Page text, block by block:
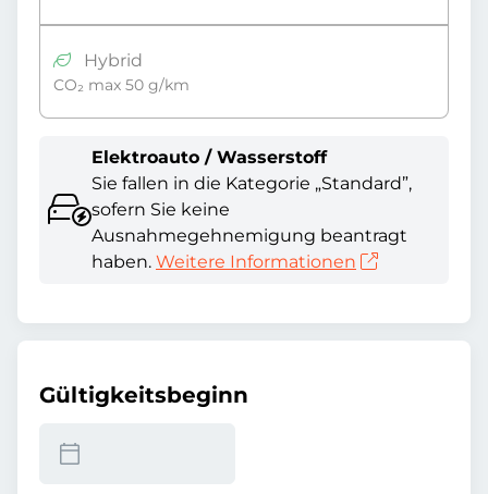
Hybrid
CO₂ max 50 g/km
Elektroauto / Wasserstoff
Sie fallen in die Kategorie „Standard”,
sofern Sie keine
Ausnahmegehnemigung beantragt
haben. Weitere Informationen
Gültigkeitsbeginn